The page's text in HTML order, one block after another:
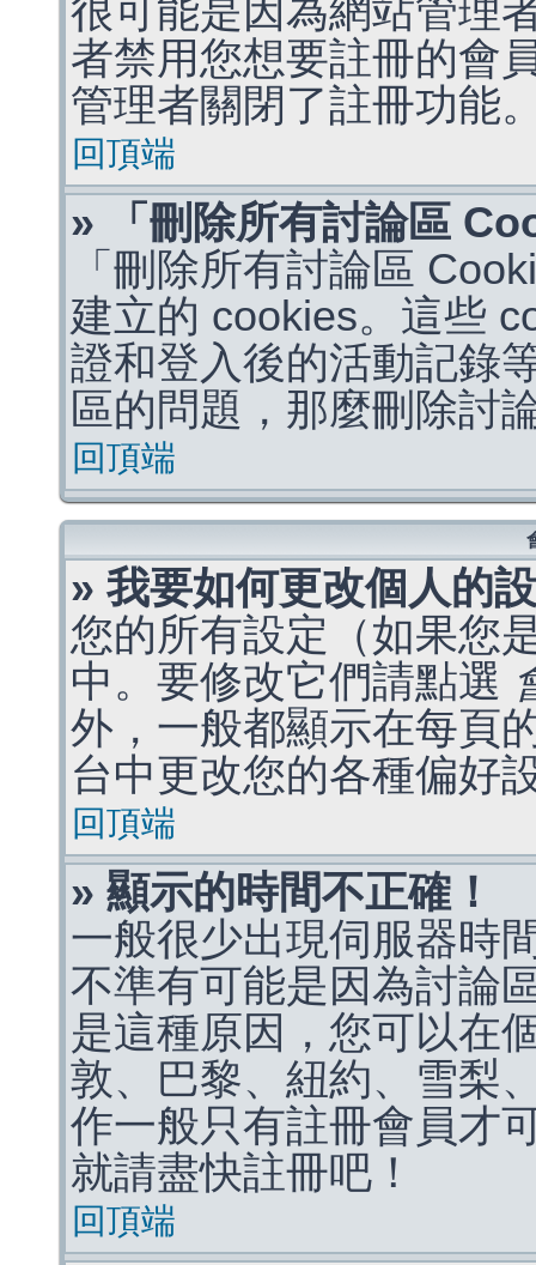
很可能是因為網站管理
者禁用您想要註冊的會
管理者關閉了註冊功能
回頂端
» 「刪除所有討論區
「刪除所有討論區
建立的 cookies。這些
證和登入後的活動記錄
區的問題，那麼刪除討
回頂端
» 我要如何更改個人的
您的所有設定（如果您
中。要修改它們請點選
外，一般都顯示在每頁
台中更改您的各種偏好
回頂端
» 顯示的時間不正確！
一般很少出現伺服器時
不準有可能是因為討論
是這種原因，您可以在
敦、巴黎、紐約、雪梨
作一般只有註冊會員才
就請盡快註冊吧！
回頂端